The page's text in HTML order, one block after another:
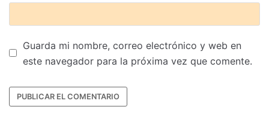
Guarda mi nombre, correo electrónico y web en
este navegador para la próxima vez que comente.